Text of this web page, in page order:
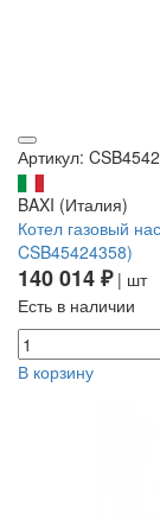
Артикул:
BAXI (Италия)
Котел газовый
CSB45424358)
140 014 ₽| шт
Есть в наличии
В корзину